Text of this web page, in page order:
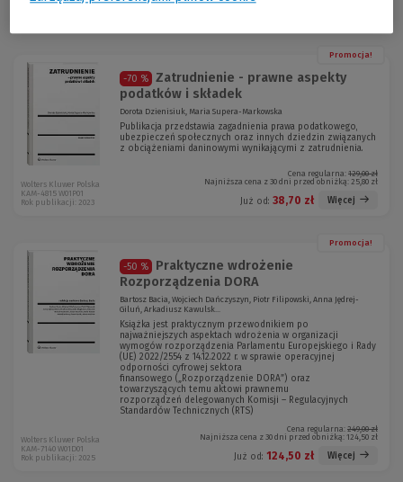
KAM-7019 W01P01
Promocja!
-70 %
Zatrudnienie - prawne aspekty
podatków i składek
Dorota Dzienisiuk, Maria Supera-Markowska
Publikacja przedstawia zagadnienia prawa podatkowego,
ubezpieczeń społecznych oraz innych dziedzin związanych
z obciążeniami daninowymi wynikającymi z zatrudnienia.
Cena regularna: 129,00 zł
Najniższa cena z 30 dni przed obniżką: 25,80 zł
Już od: 38,70 zł Więcej
Wolters Kluwer Polska
KAM-4815 W01P01
Rok publikacji: 2023
Promocja!
-50 %
Praktyczne wdrożenie
Rozporządzenia DORA
Bartosz Bacia, Wojciech Dańczyszyn, Piotr Filipowski, Anna Jędrej-
Giluń, Arkadiusz Kawulsk...
Książka jest praktycznym przewodnikiem po
najważniejszych aspektach wdrożenia w organizacji
wymogów rozporządzenia Parlamentu Europejskiego i Rady
(UE) 2022/2554 z 14.12.2022 r. w sprawie operacyjnej
odporności cyfrowej sektora
finansowego („Rozporządzenie DORA”) oraz
towarzyszących temu aktowi prawnemu
rozporządzeń delegowanych Komisji – Regulacyjnych
Standardów Technicznych (RTS)
Cena regularna: 249,00 zł
Najniższa cena z 30 dni przed obniżką: 124,50 zł
Już od: 124,50 zł Więcej
Wolters Kluwer Polska
KAM-7140 W01D01
Rok publikacji: 2025